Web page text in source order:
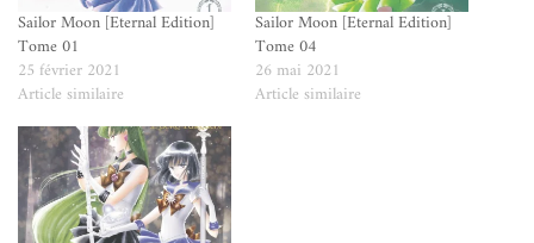
Sailor Moon [Eternal Edition]
Tome 01
25 février 2021
Article similaire
Sailor Moon [Eternal Edition]
Tome 04
26 mai 2021
Article similaire